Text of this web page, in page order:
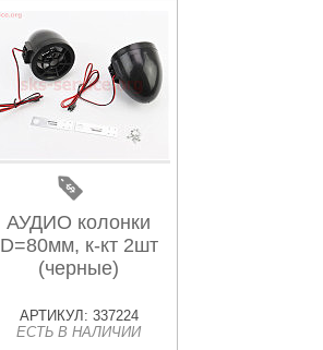
АУДИО колонки
D=80мм, к-кт 2шт
(черные)
АРТИКУЛ: 337224
ЕСТЬ В НАЛИЧИИ